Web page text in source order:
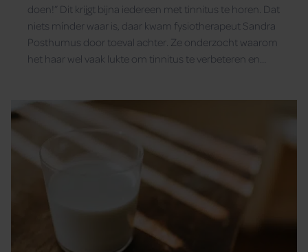
doen!” Dit krijgt bijna iedereen met tinnitus te horen. Dat
niets mínder waar is, daar kwam fysio­therapeut Sandra
Posthumus door toeval achter. Ze onderzocht waarom
het haar wel vaak lukte om tinnitus te verbeteren en